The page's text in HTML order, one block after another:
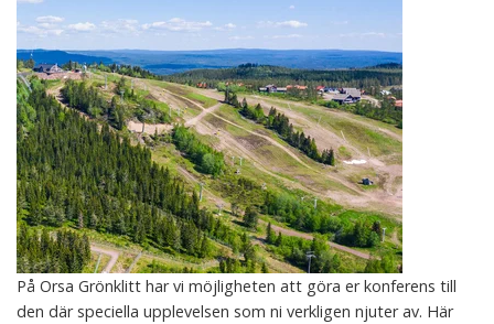
På Orsa Grönklitt har vi möjligheten att göra er konferens till
den där speciella upplevelsen som ni verkligen njuter av. Här